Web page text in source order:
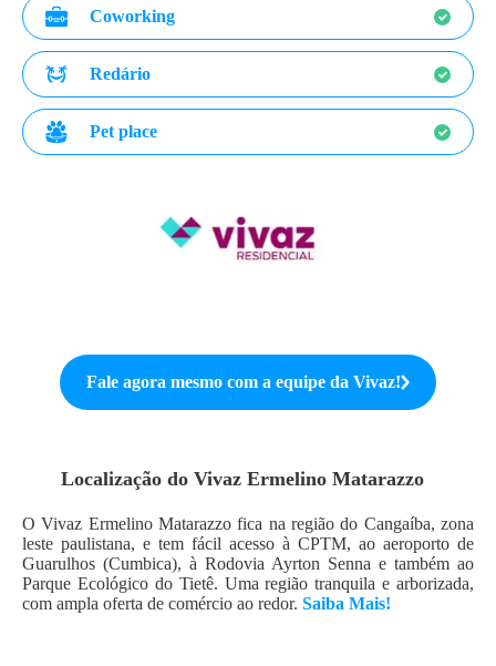
Coworking
Redário
Pet place
Fale agora mesmo com a equipe da Vivaz!
Localização do Vivaz Ermelino Matarazzo
O Vivaz Ermelino Matarazzo fica na região do Cangaíba, zona
leste paulistana, e tem fácil acesso à CPTM, ao aeroporto de
Guarulhos (Cumbica), à Rodovia Ayrton Senna e também ao
Parque Ecológico do Tietê. Uma região tranquila e arborizada,
com ampla oferta de comércio ao redor. Saiba Mais!